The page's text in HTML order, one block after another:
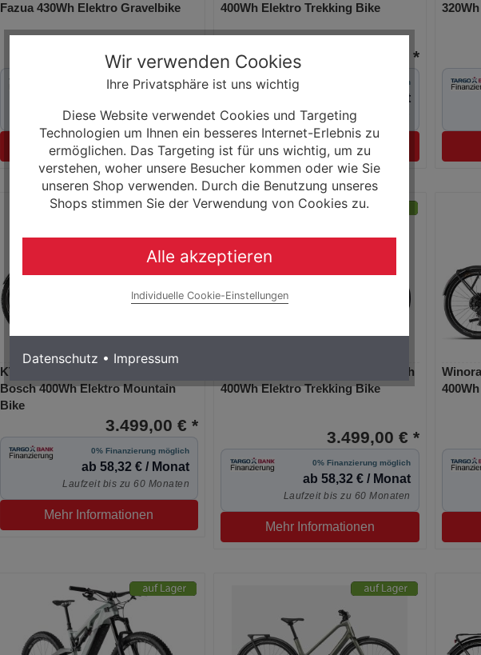
Fazua 430Wh Elektro Gravelbike
5.999,00 € *
0% Finanzierung möglich
Laufzeit bis zu 60 Monaten
Mehr Informationen
400Wh Elektro Trekking Bike
4.299,00 € *
0% Finanzierung möglich
ab 71,65 € / Monat
Laufzeit bis zu 60 Monaten
Mehr Informationen
KTM Macina Race SX LFC 29R
Bosch 400Wh Elektro Mountain
Bike
3.499,00 € *
0% Finanzierung möglich
ab 58,32 € / Monat
Laufzeit bis zu 60 Monaten
Mehr Informationen
Kalkhoff Endeavour L Move Bosch
400Wh Elektro Trekking Bike
3.499,00 € *
0% Finanzierung möglich
ab 58,32 € / Monat
Laufzeit bis zu 60 Monaten
Mehr Informationen
Wir verwenden Cookies
Ihre Privatsphäre ist uns wichtig
Diese Website verwendet Cookies und Targeting
Technologien um Ihnen ein besseres Internet-Erlebnis zu
ermöglichen. Das Targeting ist für uns wichtig, um zu
verstehen, woher unsere Besucher kommen oder wie Sie
unseren Shop verwenden. Durch die Benutzung unseres
Shops stimmen Sie der Verwendung von Cookies zu.
Alle akzeptieren
Individuelle Cookie-Einstellungen
Datenschutz • Impressum